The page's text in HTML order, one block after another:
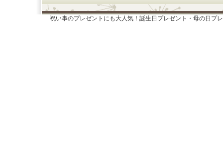
祝い事のプレゼントにも大人気！誕生日プレゼント・母の日プ